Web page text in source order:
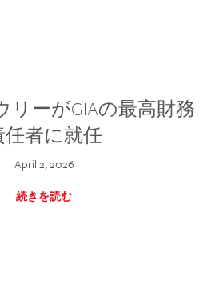
リーがGIAの最高財務
任者に就任
April 2, 2026
続きを読む